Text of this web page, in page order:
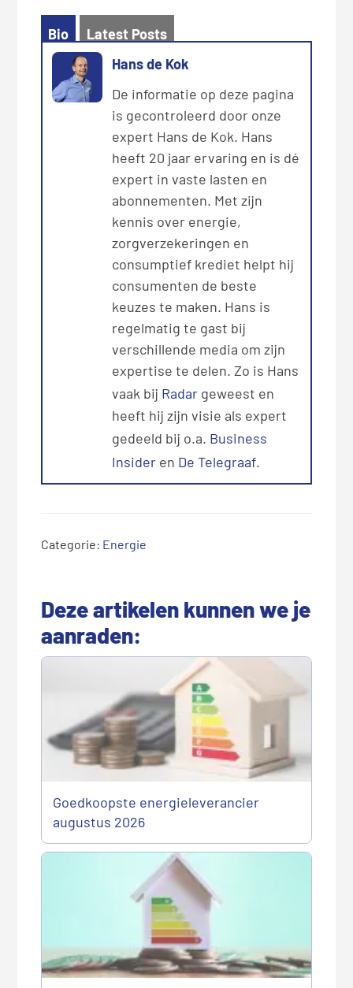
Bio
Latest Posts
Hans de Kok
De informatie op deze pagina
is gecontroleerd door onze
expert Hans de Kok. Hans
heeft 20 jaar ervaring en is dé
expert in vaste lasten en
abonnementen. Met zijn
kennis over energie,
zorgverzekeringen en
consumptief krediet helpt hij
consumenten de beste
keuzes te maken. Hans is
regelmatig te gast bij
verschillende media om zijn
expertise te delen. Zo is Hans
vaak bij Radar geweest en
heeft hij zijn visie als expert
gedeeld bij o.a. Business
Insider en De Telegraaf.
Categorie: Energie
Deze artikelen kunnen we je
aanraden:
Goedkoopste energieleverancier
augustus 2026